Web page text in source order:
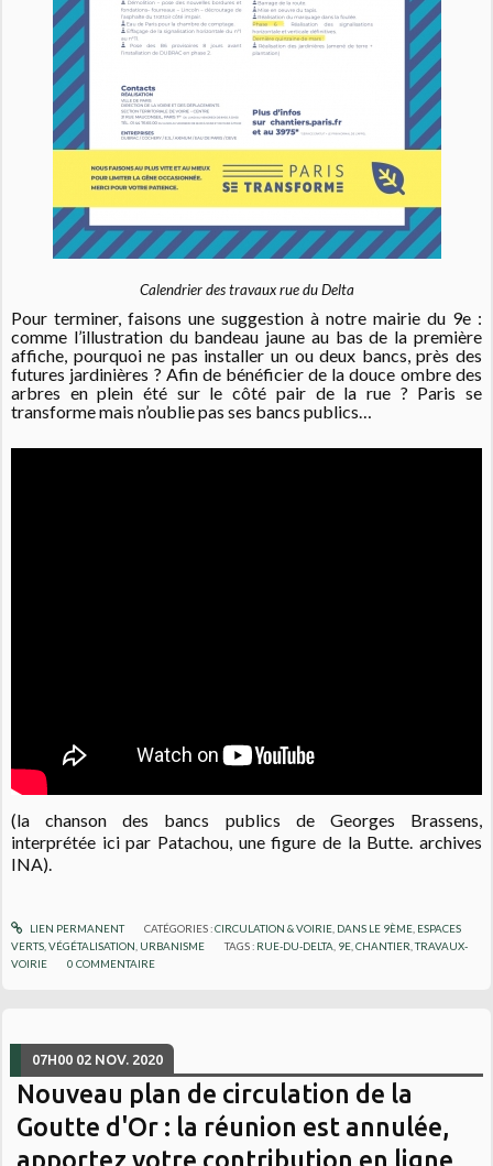
Calendrier des travaux rue du Delta
Pour terminer, faisons une suggestion à notre mairie du 9e :
comme l’illustration du bandeau jaune au bas de la première
affiche, pourquoi ne pas installer un ou deux bancs, près des
futures jardinières ? Afin de bénéficier de la douce ombre des
arbres en plein été sur le côté pair de la rue ? Paris se
transforme mais n’oublie pas ses bancs publics…
(la chanson des bancs publics de Georges Brassens,
interprétée ici par Patachou, une figure de la Butte. archives
INA).
LIEN PERMANENT CATÉGORIES :CIRCULATION & VOIRIE, DANS LE 9ÈME, ESPACES
VERTS, VÉGÉTALISATION URBANISME TAGS : RUE-DU-DELTA 9E ,CHANTIER ,TRAVAUX-
VOIRIE
0 COMMENTAIRE
07H00 02 NOV. 2020
Nouveau plan de circulation de la
Goutte d'Or : la réunion est annulée,
apportez votre contribution en ligne